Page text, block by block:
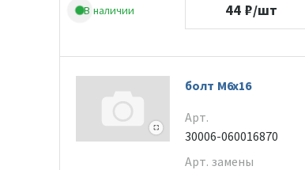
В наличии 44 ₽/шт
болт M6x16
Арт.
30006-060016870
Арт. замены